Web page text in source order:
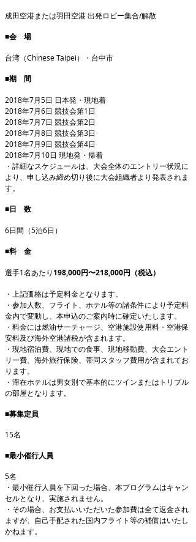
成田空港または羽田空港 出発ロビー集合/解散
■会 場
台湾（Chinese Taipei）・台中市
■期 間
2018年7月5日 日本発・現地着
2018年7月6日 競技会第1日
2018年7月7日 競技会第2日
2018年7月8日 競技会第3日
2018年7月9日 競技会第4日
2018年7月10日 現地発・帰着
・詳細なスケジュールは、大会全体のエントリー状況に
より、申し込み締め切り後に大会組織者より発表されま
す。
■日 数
6日間（5泊6日）
■料 金
選手1名あたり198,000円〜218,000円（税込）
・上記価格は予定料金となります。
・参加人数、フライト、ホテル等の諸条件により予定料
金内で変動し、本申込のご案内時に確定いたします。
・料金には燃油サーチャージ、空港施設使用料・空港保
安料及び海外空港諸税が含まれます。
・現地宿泊費、現地での食事、現地移動費、大会エント
リー費、海外旅行保険、帯同スタッフ費用が含まれてお
ります。
・滞在ホテルは男女別で基本的にツインまたはトリプル
の部屋となります。
■募集定員
15名
■最小催行人員
5名
・最小催行人員を下回った場合、本プログラムはキャン
セルとなり、実施されません。
・​その場合、お支払いいただいた参加費は全て返金され
ますが、自己手配された国内フライト等の補償はいたし
かねます。